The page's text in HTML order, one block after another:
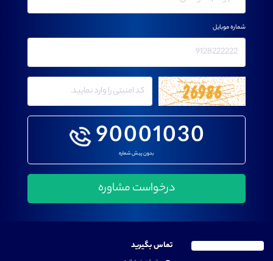
90001030
بدون پیش شماره
شماره موبایل
تماس بگیرید